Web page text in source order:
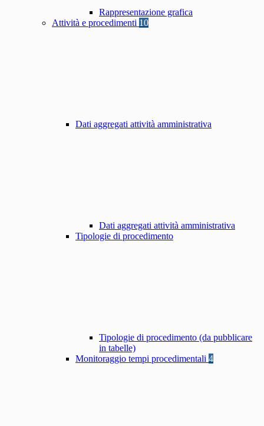
Rappresentazione grafica
Attività e procedimenti 10
Dati aggregati attività amministrativa
Dati aggregati attività amministrativa
Tipologie di procedimento
Tipologie di procedimento (da pubblicare
in tabelle)
Monitoraggio tempi procedimentali 4